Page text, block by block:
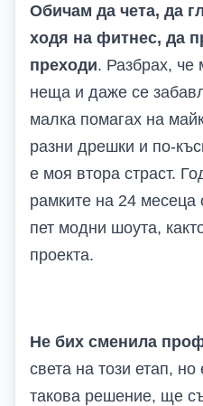
Обичам да чета, да
ходя на фитнес, да
преходи. Разбрах, че
неща и даже се
малка помагах на
разни дрешки и по-
е моя втора страст.
рамките на 24 месеца
пет модни шоута,
проекта.
Не бих сменила
света на този етап,
такова решение, ще